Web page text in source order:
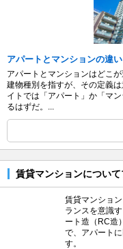
アパートとマンションの違
アパートとマンションはどこ
建物種別を指すが、その定義
イトでは「アパート」か「マ
るはずだ。...
賃貸マンションについ
賃貸マンショ
ランスを意識
ート造（RC造
で、アパート
す。